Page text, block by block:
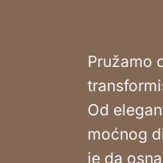
Pružamo
Od
moćnog
je da